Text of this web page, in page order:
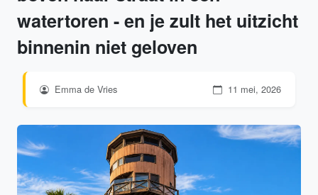
watertoren - en je zult het uitzicht
binnenin niet geloven
Emma de Vries 11 mei, 2026